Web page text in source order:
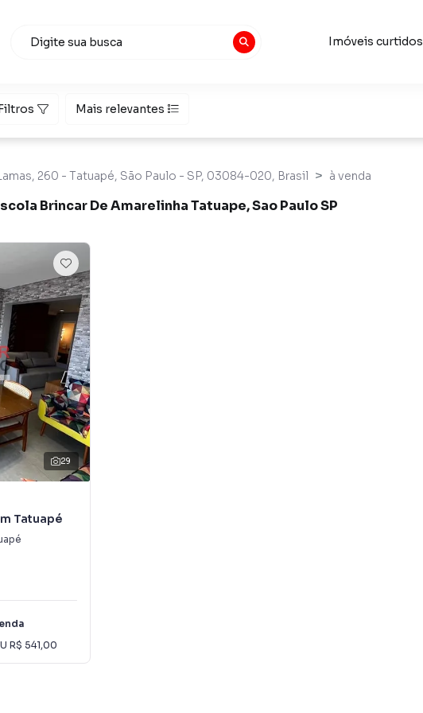
Imóveis curtidos
Mais relevantes
260 - Tatuapé, São Paulo - SP, 03084-020, Brasil à venda
Brincar De Amarelinha Tatuape, Sao Paulo SP
29
Tatuapé
R$ 541,00